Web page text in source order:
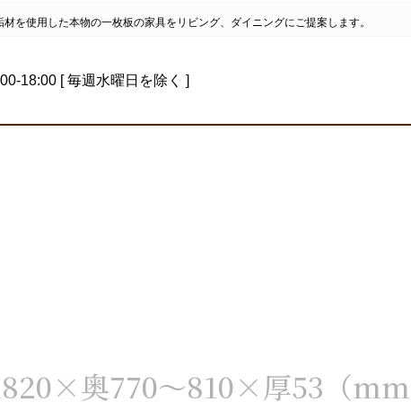
を使用した本物の一枚板の家具をリビング、ダイニングにご提案します。
18:00 [ 毎週水曜日を除く ]
奥770～810×厚53（